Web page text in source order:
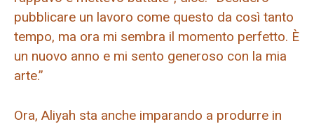
pubblicare un lavoro come questo da così tanto
tempo, ma ora mi sembra il momento perfetto. È
un nuovo anno e mi sento generoso con la mia
arte.”
Ora, Aliyah sta anche imparando a produrre in